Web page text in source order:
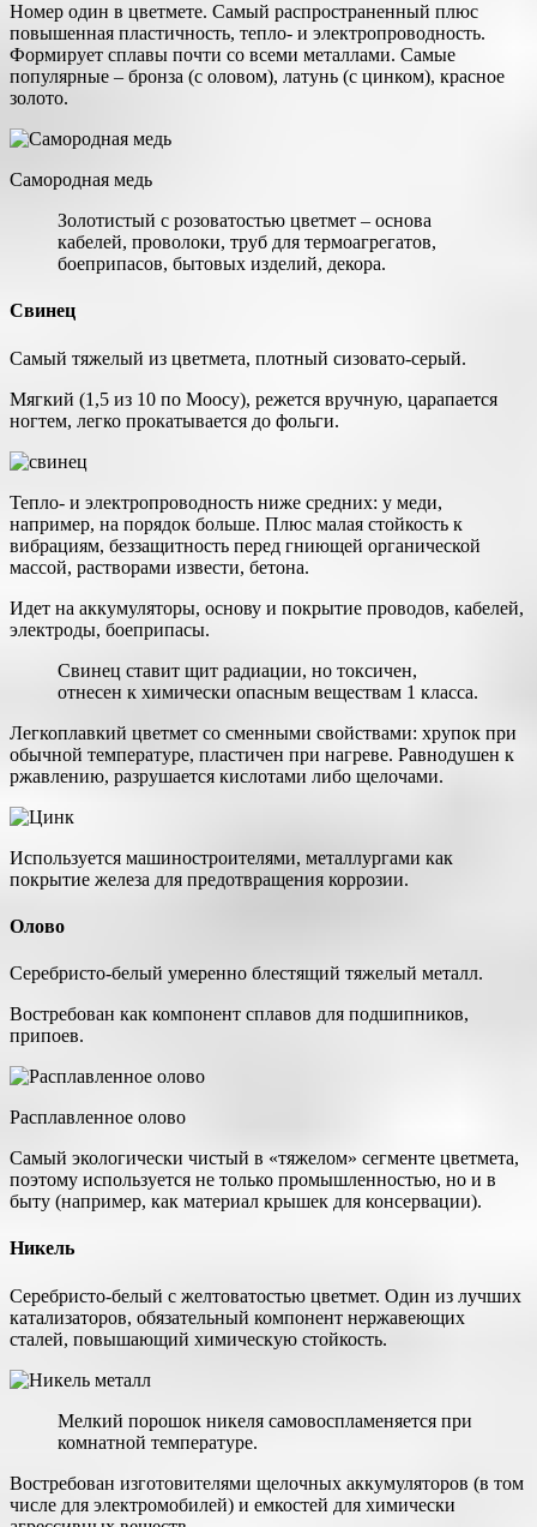
Номер один в цветмете. Самый распространенный плюс
повышенная пластичность, тепло- и электропроводность.
Формирует сплавы почти со всеми металлами. Самые
популярные – бронза (с оловом), латунь (с цинком), красное
золото.
Самородная медь
Золотистый с розоватостью цветмет – основа
кабелей, проволоки, труб для термоагрегатов,
боеприпасов, бытовых изделий, декора.
Свинец
Самый тяжелый из цветмета, плотный сизовато-серый.
Мягкий (1,5 из 10 по Моосу), режется вручную, царапается
ногтем, легко прокатывается до фольги.
Тепло- и электропроводность ниже средних: у меди,
например, на порядок больше. Плюс малая стойкость к
вибрациям, беззащитность перед гниющей органической
массой, растворами извести, бетона.
Идет на аккумуляторы, основу и покрытие проводов, кабелей,
электроды, боеприпасы.
Свинец ставит щит радиации, но токсичен,
отнесен к химически опасным веществам 1 класса.
Легкоплавкий цветмет со сменными свойствами: хрупок при
обычной температуре, пластичен при нагреве. Равнодушен к
ржавлению, разрушается кислотами либо щелочами.
Используется машиностроителями, металлургами как
покрытие железа для предотвращения коррозии.
Олово
Серебристо-белый умеренно блестящий тяжелый металл.
Востребован как компонент сплавов для подшипников,
припоев.
Расплавленное олово
Самый экологически чистый в «тяжелом» сегменте цветмета,
поэтому используется не только промышленностью, но и в
быту (например, как материал крышек для консервации).
Никель
Серебристо-белый с желтоватостью цветмет. Один из лучших
катализаторов, обязательный компонент нержавеющих
сталей, повышающий химическую стойкость.
Мелкий порошок никеля самовоспламеняется при
комнатной температуре.
Востребован изготовителями щелочных аккумуляторов (в том
числе для электромобилей) и емкостей для химически